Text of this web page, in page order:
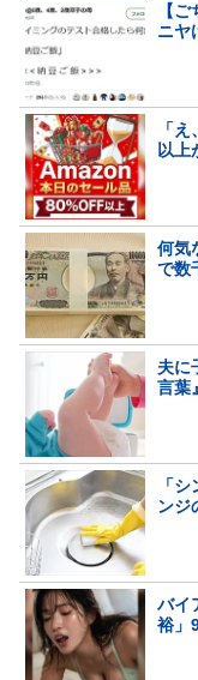
【
ニヤ
「
以上
何気
で数
夫に
言葉
「
ンジ
バイ
裕」